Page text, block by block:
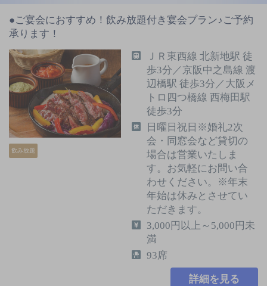
●ご宴会におすすめ！飲み放題付き宴会プラン♪ご予約
承ります！
飲み放題
ＪＲ東西線 北新地駅 徒
歩3分／京阪中之島線 渡
辺橋駅 徒歩3分／大阪メ
トロ四つ橋線 西梅田駅
徒歩3分
日曜日祝日※婚礼2次
会・同窓会など貸切の
場合は営業いたしま
す。お気軽にお問い合
わせください。※年末
年始は休みとさせてい
ただきます。
3,000円以上～5,000円未
満
93席
詳細を見る